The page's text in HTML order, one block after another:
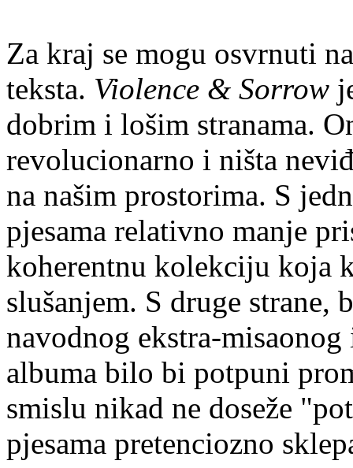
Za kraj se mogu osvrnuti
teksta. Violence & Sorrow
dobrim i lošim stranama.
revolucionarno i ništa
na našim prostorima. S
pjesama relativno manje
koherentnu kolekciju koja
slušanjem. S druge
navodnog ekstra-
albuma bilo bi potpuni
smislu nikad ne doseže
pjesama pretenciozno